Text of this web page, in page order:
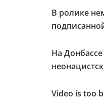
В ролике
На
Video is too